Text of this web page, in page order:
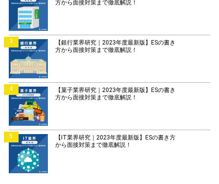
方から面接対策まで徹底解説！
3
【銀行業界研究｜2023年度最新版】ESの書き
方から面接対策まで徹底解説！
4
【菓子業界研究｜2023年度最新版】ESの書き
方から面接対策まで徹底解説！
5
【IT業界研究｜2023年度最新版】ESの書き方
から面接対策まで徹底解説！